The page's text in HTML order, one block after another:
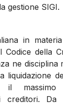
gestione SIGI.
in
Codice della
ne disciplina
liquidazione
il
creditori. Da